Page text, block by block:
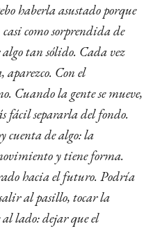
haberla asustado porque
como sorprendida de
algo tan sólido. Cada vez
aparezco. Con el
Cuando la gente se mueve,
fácil separarla del fondo.
cuenta de algo: la
y tiene forma.
hacia el futuro. Podría
al pasillo, tocar la
lado: dejar que el